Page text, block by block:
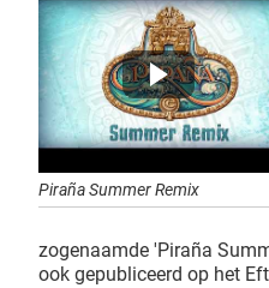
Piraña Summer Remix
zogenaamde 'Piraña
ook gepubliceerd op het